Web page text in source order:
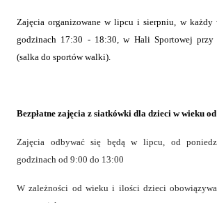
Zajęcia organizowanew lipcu i sierpniu, w każdy
godzinach 17:30 - 18:30, w Hali Sportowej
(salka do sportów walki).
Bezpłatne zajęcia z siatkówki dla dzieci w wieku
Zajęcia odbywać się będą w lipcu, od
godzinach od 9:00 do 13:00
W zależności od wieku i ilości dzieci